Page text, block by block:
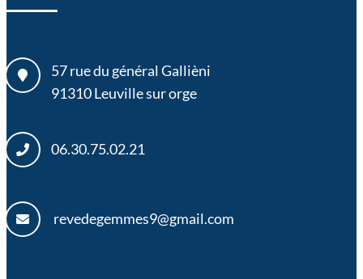
57 rue du général Gallièni
91310Leuville sur orge
06.30.75.02.21
revedegemmes9@gmail.com